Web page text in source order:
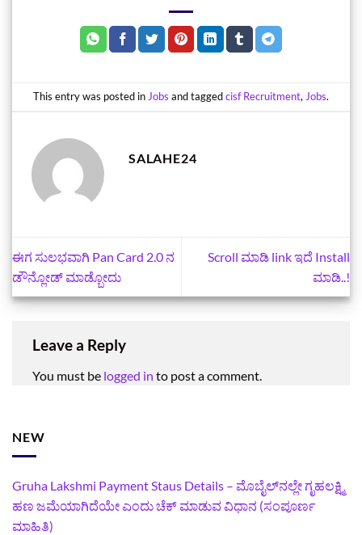
This entry was posted in Jobs and taggedcisf Recruitment, Jobs.
SALAHE24
ಈಗ ಸುಲಭವಾಗಿ Pan Card 2.0 ನ
ಡೌನ್ಲೋಡ್‌ ಮಾಡ್ಬೋದು
Scroll ಮಾಡಿ link ಇದೆ Install
ಮಾಡಿ..!
Leave a Reply
You must be logged in to post a comment.
NEW
Gruha Lakshmi Payment Staus Details – ಮೊಬೈಲ್‌ನಲ್ಲೇ ಗೃಹಲಕ್ಷ್ಮಿ
ಹಣ ಜಮೆಯಾಗಿದೆಯೇ ಎಂದು ಚೆಕ್ ಮಾಡುವ ವಿಧಾನ (ಸಂಪೂರ್ಣ
ಮಾಹಿತಿ)